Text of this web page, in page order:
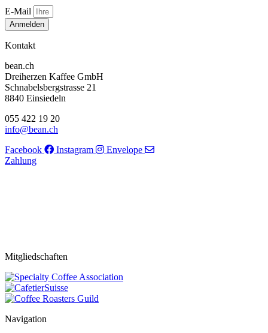
E-Mail
Anmelden
Kontakt
bean.ch
Dreiherzen Kaffee GmbH
Schnabelsbergstrasse 21
8840 Einsiedeln
055 422 19 20
info@bean.ch
Facebook
Instagram
Envelope
Zahlung
Mitgliedschaften
Navigation